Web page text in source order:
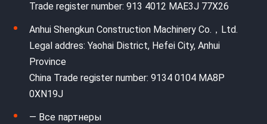
Trade register number: 913 4012 MAE3J 77X26
Anhui Shengkun Construction Machinery Co.，Ltd.
Legal addres: Yaohai District, Hefei City, Anhui
Province
China Trade register number: 9134 0104 MA8P
0XN19J
— Все партнеры